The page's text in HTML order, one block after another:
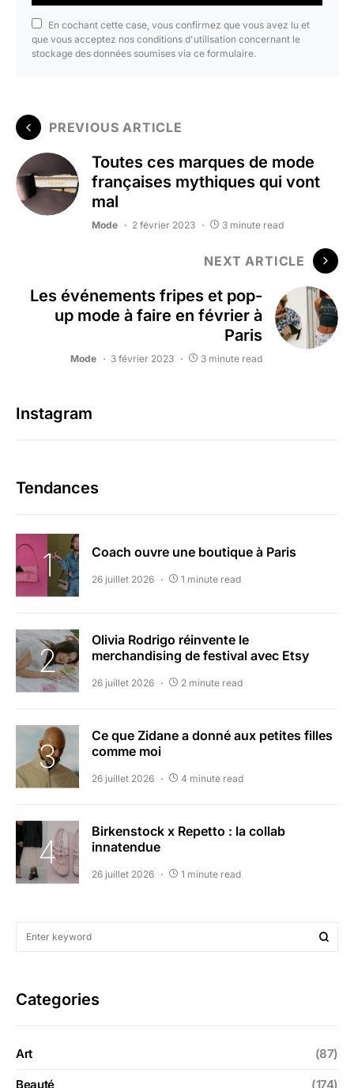
En cochant cette case, vous confirmez que vous avez lu et
que vous acceptez nos conditions d'utilisation concernant le
stockage des données soumises via ce formulaire.
PREVIOUS ARTICLE
Toutes ces marques de mode
françaises mythiques qui vont
mal
Mode 2 février 2023 3 minute read
NEXT ARTICLE
Les événements fripes et pop-
up mode à faire en février à
Paris
Mode 3 février 2023 3 minute read
Instagram
Tendances
Coach ouvre une boutique à Paris
26 juillet 2026 1 minute read
Olivia Rodrigo réinvente le
merchandising de festival avec Etsy
26 juillet 2026 2 minute read
Ce que Zidane a donné aux petites filles
comme moi
26 juillet 2026 4 minute read
Birkenstock x Repetto : la collab
innatendue
26 juillet 2026 1 minute read
Categories
Art (87)
Beauté (174)